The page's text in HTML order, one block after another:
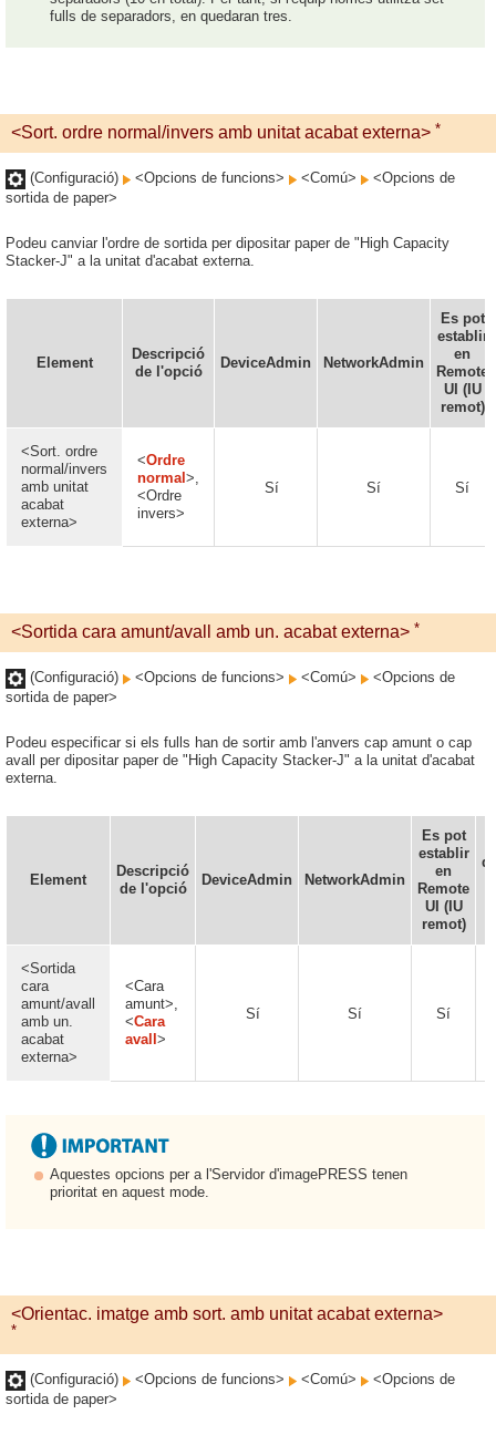
fulls de separadors, en quedaran tres.
<Sort. ordre normal/invers amb unitat acabat externa> *
(Configuració) <Opcions de funcions> <Comú>
<Opcions de
sortida de paper>
Podeu canviar l'ordre de sortida per dipositar paper de "High Capacity
Stacker-J" a la unitat d'acabat externa.
Element
Descripció
de l'opció
DeviceAdmin NetworkAdmin
Es pot
establir
en
Remote
UI (IU
remot)
<Sort. ordre
normal/invers
amb unitat
acabat
externa>
<Ordre
normal >,
<Ordre
invers>
Sí Sí Sí
<Sortida cara amunt/avall amb un. acabat externa> *
(Configuració) <Opcions de funcions> <Comú>
<Opcions de
sortida de paper>
Podeu especificar si els fulls han de sortir amb l'anvers cap amunt o cap
avall per dipositar paper de "High Capacity Stacker-J" a la unitat d'acabat
externa.
Element
Descripció
de l'opció
DeviceAdmin NetworkAdmin
Es pot
establir
en
Remote
UI (IU
remot)
<Sortida
cara
amunt/avall
amb un.
acabat
externa>
<Cara
amunt>,
<Cara
avall >
Sí Sí Sí
Aquestes opcions per a l'Servidor d'imagePRESS tenen
prioritat en aquest mode.
<Orientac. imatge amb sort. amb unitat acabat externa>
*
(Configuració) <Opcions de funcions> <Comú>
<Opcions de
sortida de paper>